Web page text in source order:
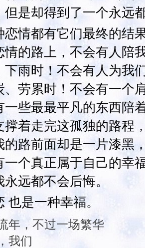
但是却得到了一个永远
都有它们最终的结
情的路上，不会有人陪
下雨时！不会有人为我
、劳累时！不会有一个
一些最最平凡的东西陪
撑着走完这孤独的路程
的路前面却是一片漆黑
一个真正属于自己的幸
远都不会后悔。
是一种幸福。
年，不过一场繁华
我们